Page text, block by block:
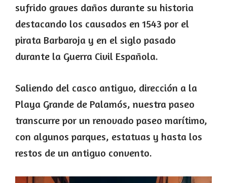
sufrido graves daños durante su historia
destacando los causados en 1543 por el
pirata Barbaroja y en el siglo pasado
durante la Guerra Civil Española.
Saliendo del casco antiguo, dirección a la
Playa Grande de Palamós, nuestra paseo
transcurre por un renovado paseo marítimo,
con algunos parques, estatuas y hasta los
restos de un antiguo convento.